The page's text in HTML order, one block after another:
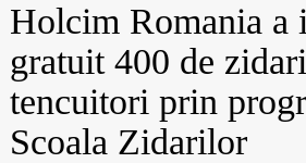
Holcim Romania a
gratuit 400 de
tencuitori prin
Scoala Zidarilor